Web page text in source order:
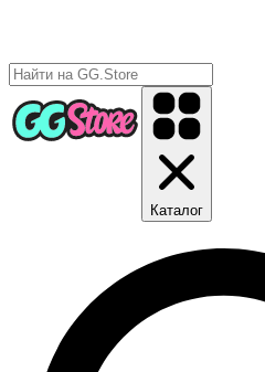
Каталог